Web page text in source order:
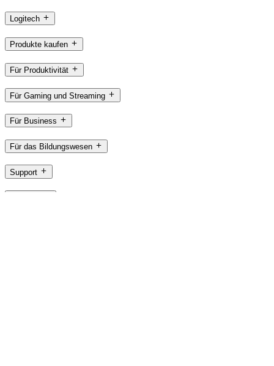
Logitech
Produkte kaufen
Für Produktivität
Für Gaming und Streaming
Für Business
Für das Bildungswesen
Support